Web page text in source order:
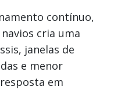
contínuo,
cria uma
janelas de
e menor
em